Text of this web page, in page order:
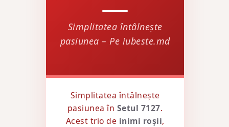
Simplitatea întâlnește
pasiunea – Pe iubeste.md
Simplitatea întâlnește
pasiunea în Setul 7127.
Acest trio de inimi roșii,